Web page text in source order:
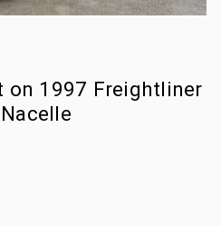
on 1997 Freightliner